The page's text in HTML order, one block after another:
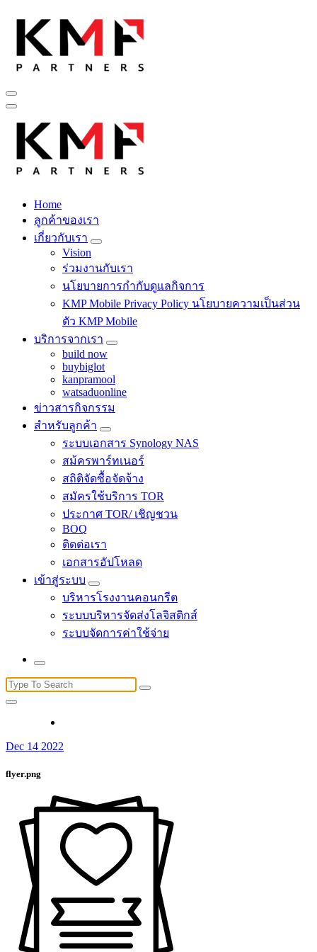
content
Fintech สำหรับวงการรับเหมาก่อสร้าง สู่อนาคตที่ดีกว่าไปพร้อม
กับเรา เพราะโอกาสรอไม่ได้
Fintech สำหรับวงการรับเหมาก่อสร้าง สู่อนาคตที่ดีกว่าไปพร้อม
กับเรา เพราะโอกาสรอไม่ได้
Home
ลูกค้าของเรา
เกี่ยวกับเรา
Vision
ร่วมงานกับเรา
นโยบายการกำกับดูแลกิจการ
KMP Mobile Privacy Policy นโยบายความเป็นส่วน
ตัว KMP Mobile
บริการจากเรา
build now
buybiglot
kanpramool
watsaduonline
ข่าวสารกิจกรรม
สำหรับลูกค้า
ระบบเอกสาร Synology NAS
สม้ครพาร์ทเนอร์
สถิติจัดซื้อจัดจ้าง
สมัครใช้บริการ TOR
ประกาศ TOR/ เชิญชวน
BOQ
ติดต่อเรา
เอกสารอัปโหลด
เข้าสู่ระบบ
บริหารโรงงานคอนกรีต
ระบบบริหารจัดส่งโลจิสติกส์
ระบบจัดการค่าใช้จ่าย
Search
for:
Dec 14 2022
flyer.png